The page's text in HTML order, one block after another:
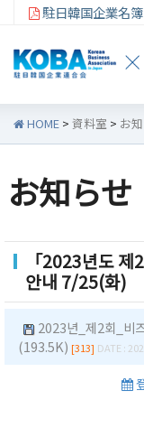
韓
企
連
紹
駐日韓国企業名簿
HOME > 資料室 > お
お知ら
「2023년도
안내 7/25(화)
2023년_제2회_비
(193.5K) [313] DATE :